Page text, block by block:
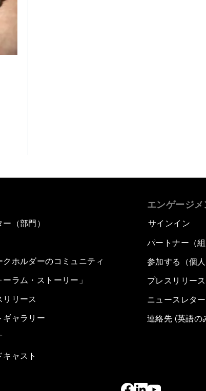
（部門）
クホルダーのコミュニティ
ーラム・ストーリー」
リリース
ギャラリー
キャスト
エンゲージメ
サインイン
パートナー（
参加する（個人
プレスリリー
ニュースレタ
連絡先 (英語の